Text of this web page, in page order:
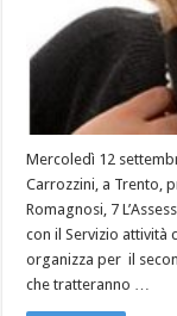
Mercoledì 12
Carrozzini, a Trento,
Romagnosi, 7
con il Servizio attività
organizza per il
che tratteranno …